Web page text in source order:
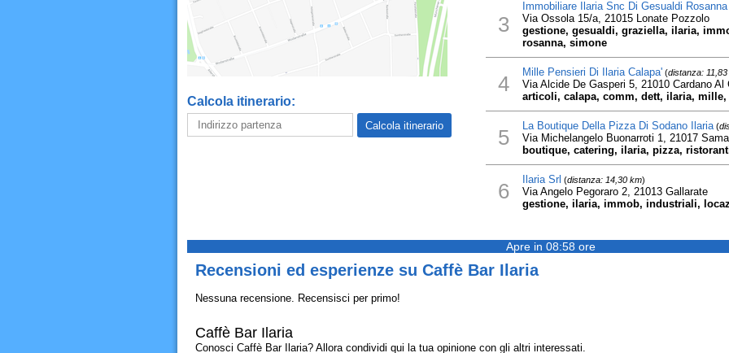
Calcola itinerario:
3
Immobiliare Ilaria Snc Di Gesualdi
Via Ossola 15/a, 21015 Lonate Pozzolo
gestione, gesualdi, graziella, ilaria,
rosanna, simone
4 Mille Pensieri Di Ilaria Calapa'(distanza: 11,83
Via Alcide De Gasperi 5, 21010 Cardano Al
articoli, calapa, comm, dett, ilaria,
5 La Boutique Della Pizza Di Sodano Ilaria(
Via Michelangelo Buonarroti 1, 21017
boutique, catering, ilaria, pizza,
6 Ilaria Srl (distanza: 14,30 km)
Via Angelo Pegoraro 2, 21013 Gallarate
gestione, ilaria, immob, industriali,
Apre in 08:58 ore
Recensioni ed esperienze su Caffè Bar Ilaria
Nessuna recensione. Recensisci per primo!
Caffè Bar Ilaria
Conosci Caffè Bar Ilaria? Allora condividi qui la tua opinione con gli altri interessati.